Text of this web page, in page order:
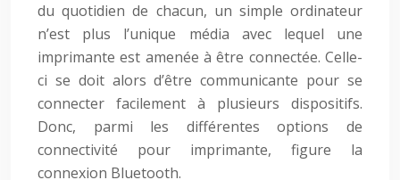
du quotidien de chacun, un simple ordinateur
n’est plus l’unique média avec lequel une
imprimante est amenée à être connectée. Celle-
ci se doit alors d’être communicante pour se
connecter facilement à plusieurs dispositifs.
Donc, parmi les différentes options de
connectivité pour imprimante, figure la
connexion Bluetooth.